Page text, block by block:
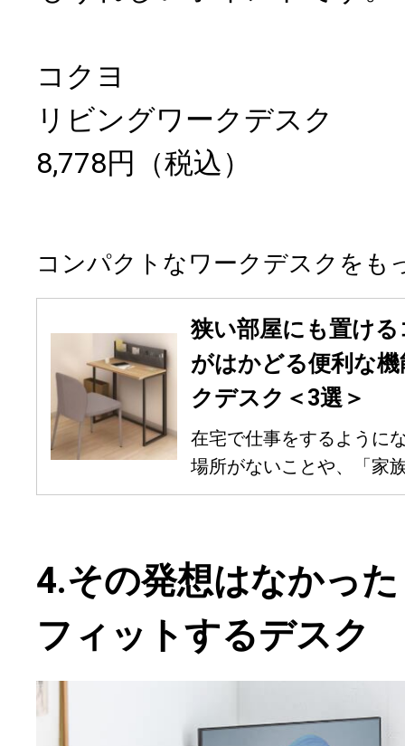
コクヨ
リビングワークデスク
8,778円（税込）
コンパクトなワークデスクをも
狭い部屋にも置け
がはかどる便利な
クデスク＜3選＞
在宅で仕事をするように
場所がないことや、「家
4.その発想はなかっ
フィットするデスク